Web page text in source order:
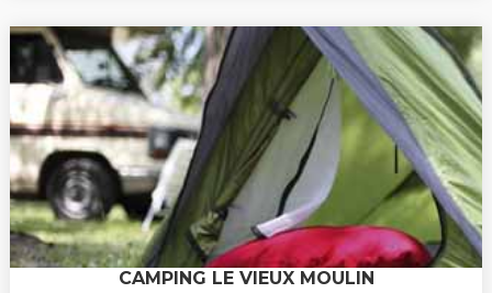
CAMPING LE VIEUX MOULIN